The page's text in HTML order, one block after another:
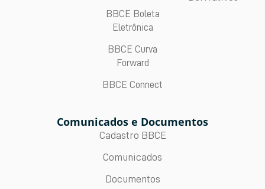
BBCE Boleta
Eletrônica
BBCE Curva
Forward
BBCE Connect
Comunicados e Documentos
Cadastro BBCE
Comunicados
Documentos